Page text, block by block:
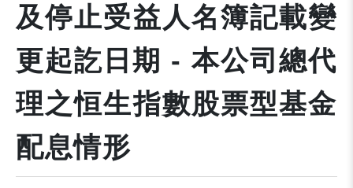
及停止受益人名簿記載變
更起訖日期 - 本公司總代
理之恒生指數股票型基金
配息情形